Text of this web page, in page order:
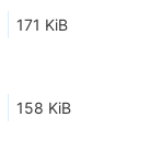
171 KiB
158 KiB